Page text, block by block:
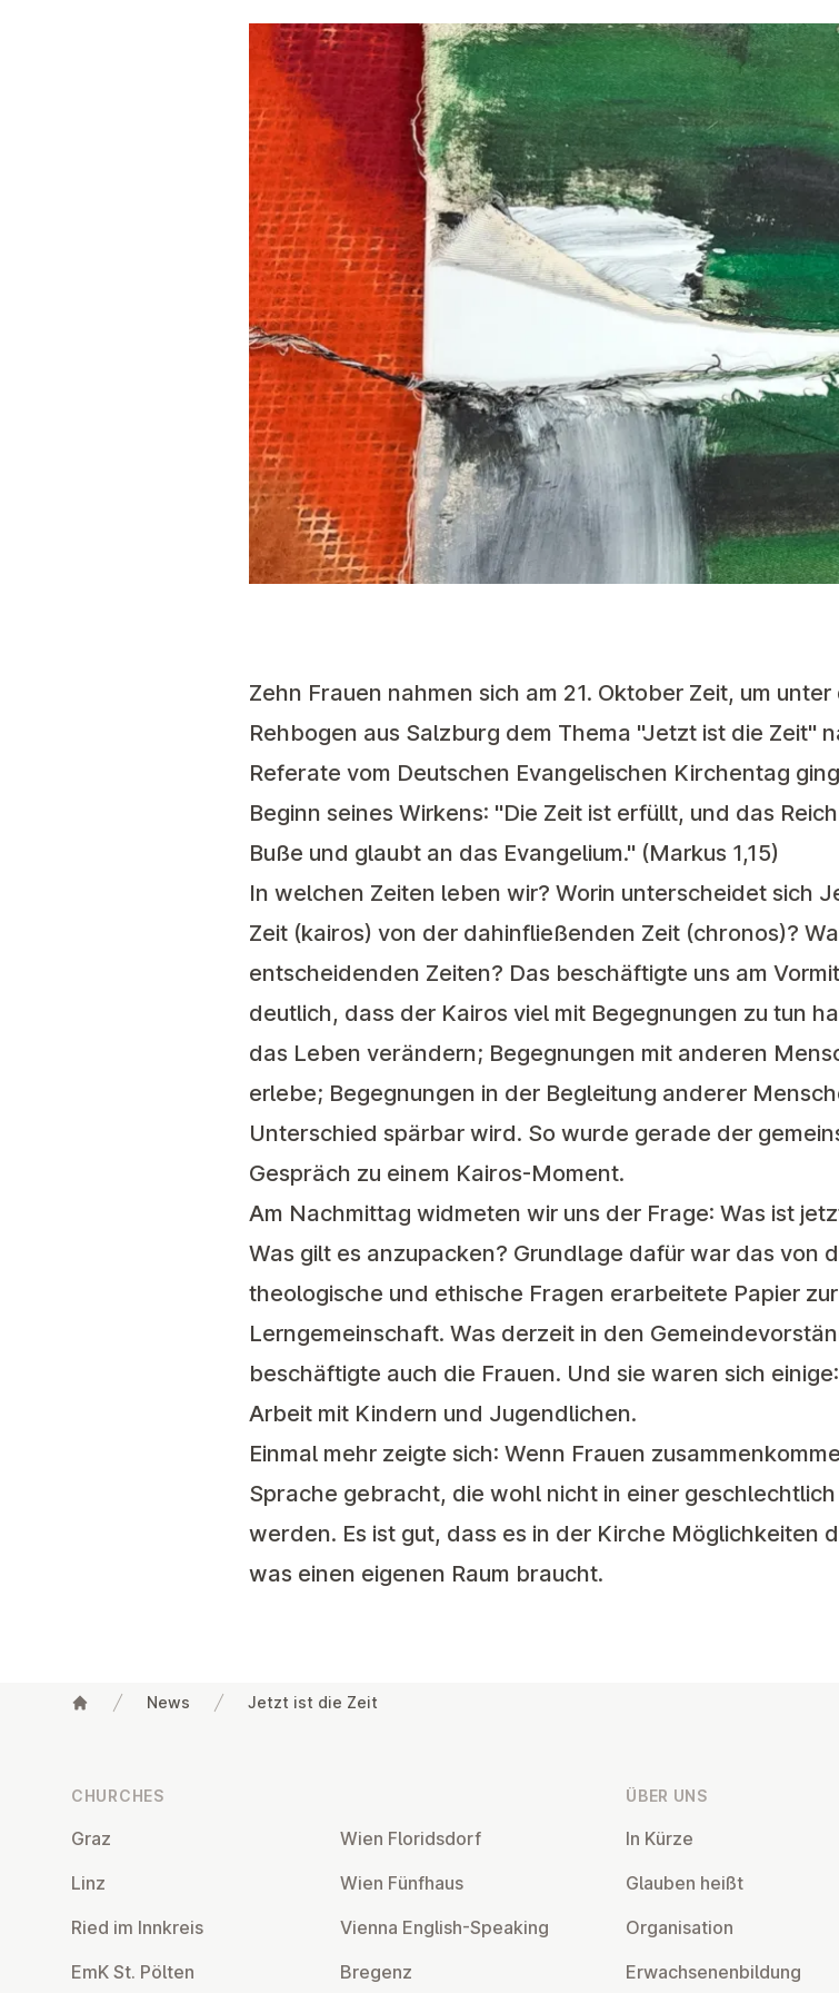
Zehn Frauen nahmen sich am 21. Oktober Zeit, um
Rehbogen aus Salzburg dem Thema "Jetzt ist die Zeit"
Referate vom Deutschen Evangelischen Kirchentag
Beginn seines Wirkens: "Die Zeit ist erfüllt, und das
Buße und glaubt an das Evangelium." (Markus 1,15)
In welchen Zeiten leben wir? Worin unterscheidet sich
Zeit (kairos) von der dahinfließenden Zeit (chronos)?
entscheidenden Zeiten? Das beschäftigte uns am
deutlich, dass der Kairos viel mit Begegnungen zu tun
das Leben verändern; Begegnungen mit anderen
erlebe; Begegnungen in der Begleitung anderer
Unterschied spärbar wird. So wurde gerade der
Gespräch zu einem Kairos-Moment.
Am Nachmittag widmeten wir uns der Frage: Was ist
Was gilt es anzupacken? Grundlage dafür war das von
theologische und ethische Fragen erarbeitete Papier
Lerngemeinschaft. Was derzeit in den
beschäftigte auch die Frauen. Und sie waren sich
Arbeit mit Kindern und Jugendlichen.
Einmal mehr zeigte sich: Wenn Frauen
Sprache gebracht, die wohl nicht in einer
werden. Es ist gut, dass es in der Kirche Möglichkeiten
was einen eigenen Raum braucht.
News Jetzt ist die Zeit
CHURCHES
Graz
Linz
Ried im Innkreis
EmK St. Pölten
Wien Flor­idsdorf
Wien Fünfhaus
Vienna English-Speaking
Bregenz
ÜBER UNS
In Kürze
Glauben heißt
Or­gan­isa­tion
Er­wach­sen­en­bildung